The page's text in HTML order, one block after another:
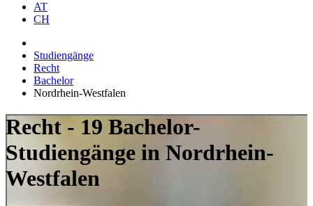
AT
CH
Studiengänge
Recht
Bachelor
Nordrhein-Westfalen
Recht - 19 Bachelor-
Studiengänge in Nordrhein-
Westfalen